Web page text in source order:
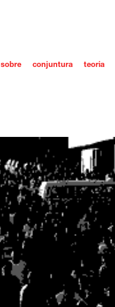
sobre conjuntura teoria